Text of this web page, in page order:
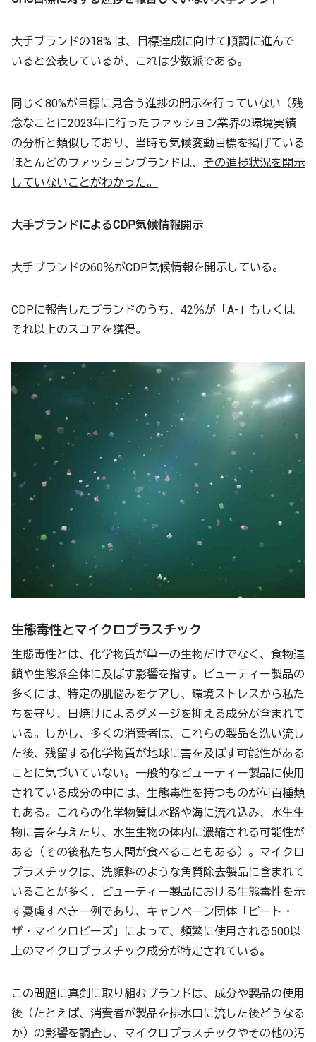
大手ブランドの18% は、目標達成に向けて順調に進んで
いると公表しているが、これは少数派である。
同じく80%が目標に見合う進捗の開示を行っていない（残
念なことに2023年に行ったファッション業界の環境実績
の分析と類似しており、当時も気候変動目標を掲げている
ほとんどのファッションブランドは、 その進捗状況を開示
していないことがわかった。
大手ブランドによるCDP気候情報開示
大手ブランドの60％がCDP気候情報を開示している。
CDPに報告したブランドのうち、42％が「A-」もしくは
それ以上のスコアを獲得。
生態毒性とマイクロプラスチック
生態毒性とは、化学物質が単一の生物だけでなく、食物連
鎖や生態系全体に及ぼす影響を指す。ビューティー製品の
多くには、特定の肌悩みをケアし、環境ストレスから私た
ちを守り、日焼けによるダメージを抑える成分が含まれて
いる。しかし、多くの消費者は、これらの製品を洗い流し
た後、残留する化学物質が地球に害を及ぼす可能性がある
ことに気づいていない。一般的なビューティー製品に使用
されている成分の中には、生態毒性を持つものが何百種類
もある。これらの化学物質は水路や海に流れ込み、水生生
物に害を与えたり、水生生物の体内に濃縮される可能性が
ある（その後私たち人間が食べることもある）。マイクロ
プラスチックは、洗顔料のような角質除去製品に含まれて
いることが多く、ビューティー製品における生態毒性を示
す憂慮すべき一例であり、キャンペーン団体「ビート・
ザ・マイクロビーズ」によって、頻繁に使用される500以
上のマイクロプラスチック成分が特定されている。
この問題に真剣に取り組むブランドは、成分や製品の使用
後（たとえば、消費者が製品を排水口に流した後どうなる
か）の影響を調査し、マイクロプラスチックやその他の汚